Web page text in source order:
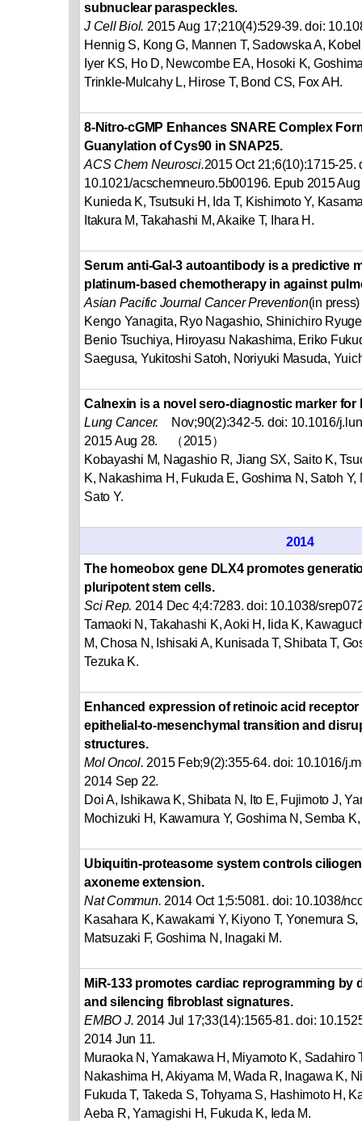
subnuclear paraspeckles.
J Cell Biol. 2015 Aug 17;210(4):529-39. doi:
Hennig S, Kong G, Mannen T, Sadowska A,
Iyer KS, Ho D, Newcombe EA, Hosoki K,
Trinkle-Mulcahy L, Hirose T, Bond CS, Fox AH.
8-Nitro-cGMP Enhances SNARE Complex
Guanylation of Cys90 in SNAP25.
ACS Chem Neurosci.2015 Oct 21;6(10):1715-25.
10.1021/acschemneuro.5b00196. Epub 2015 Aug
Kunieda K, Tsutsuki H, Ida T, Kishimoto Y,
Itakura M, Takahashi M, Akaike T, Ihara H.
Serum anti-Gal-3 autoantibody is a predictive
platinum-based chemotherapy in against
Asian Pacific Journal Cancer Prevention(in
Kengo Yanagita, Ryo Nagashio, Shinichiro
Benio Tsuchiya, Hiroyasu Nakashima, Eriko
Saegusa, Yukitoshi Satoh, Noriyuki Masuda,
Calnexin is a novel sero-diagnostic marker for
Lung Cancer. Nov;90(2):342-5. doi: 10.1016/
2015 Aug 28. （2015）
Kobayashi M, Nagashio R, Jiang SX, Saito K,
K, Nakashima H, Fukuda E, Goshima N, Satoh
Sato Y.
2014
The homeobox gene DLX4 promotes
pluripotent stem cells.
Sci Rep. 2014 Dec 4;4:7283. doi: 10.1038/
Tamaoki N, Takahashi K, Aoki H, Iida K,
M, Chosa N, Ishisaki A, Kunisada T, Shibata T,
Tezuka K.
Enhanced expression of retinoic acid
epithelial-to-mesenchymal transition and
structures.
Mol Oncol. 2015 Feb;9(2):355-64. doi: 10.1016/
2014 Sep 22.
Doi A, Ishikawa K, Shibata N, Ito E, Fujimoto J,
Mochizuki H, Kawamura Y, Goshima N, Semba
Ubiquitin-proteasome system controls
axoneme extension.
Nat Commun. 2014 Oct 1;5:5081. doi: 10.1038/
Kasahara K, Kawakami Y, Kiyono T, Yonemura
Matsuzaki F, Goshima N, Inagaki M.
MiR-133 promotes cardiac reprogramming by
and silencing fibroblast signatures.
EMBO J. 2014 Jul 17;33(14):1565-81. doi:
2014 Jun 11.
Muraoka N, Yamakawa H, Miyamoto K, Sadahiro
Nakashima H, Akiyama M, Wada R, Inagawa K,
Fukuda T, Takeda S, Tohyama S, Hashimoto H,
Aeba R, Yamagishi H, Fukuda K, Ieda M.